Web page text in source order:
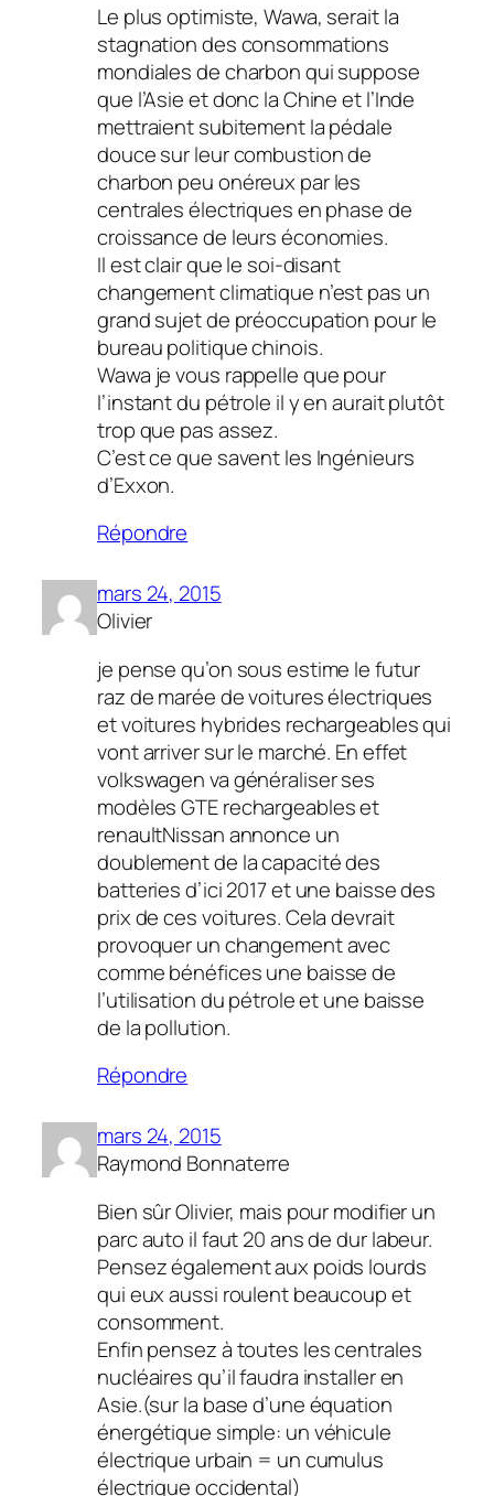
Le plus optimiste, Wawa, serait la
stagnation des consommations
mondiales de charbon qui suppose
que l’Asie et donc la Chine et l’Inde
mettraient subitement la pédale
douce sur leur combustion de
charbon peu onéreux par les
centrales électriques en phase de
croissance de leurs économies.
Il est clair que le soi-disant
changement climatique n’est pas un
grand sujet de préoccupation pour le
bureau politique chinois.
Wawa je vous rappelle que pour
l’instant du pétrole il y en aurait plutôt
trop que pas assez.
C’est ce que savent les Ingénieurs
d’Exxon.
Répondre
mars 24, 2015
Olivier
je pense qu’on sous estime le futur
raz de marée de voitures électriques
et voitures hybrides rechargeables qui
vont arriver sur le marché. En effet
volkswagen va généraliser ses
modèles GTE rechargeables et
renaultNissan annonce un
doublement de la capacité des
batteries d’ici 2017 et une baisse des
prix de ces voitures. Cela devrait
provoquer un changement avec
comme bénéfices une baisse de
l’utilisation du pétrole et une baisse
de la pollution.
Répondre
mars 24, 2015
Raymond Bonnaterre
Bien sûr Olivier, mais pour modifier un
parc auto il faut 20 ans de dur labeur.
Pensez également aux poids lourds
qui eux aussi roulent beaucoup et
consomment.
Enfin pensez à toutes les centrales
nucléaires qu’il faudra installer en
Asie.(sur la base d’une équation
énergétique simple: un véhicule
électrique urbain = un cumulus
électrique occidental)